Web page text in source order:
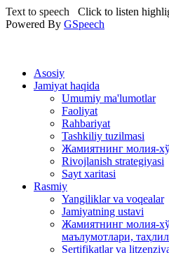
Text to speech Click to listen
Powered By GSpeech
Asosiy
Jamiyat haqida
Umumiy ma'lumotlar
Faoliyat
Rahbariyat
Tashkiliy tuzilmasi
Жамиятнинг молия-
Rivojlanish strategiyasi
Sayt xaritasi
Rasmiy
Yangiliklar va voqealar
Jamiyatning ustavi
Жамиятнинг молия-
маълумотлари,
Sertifikatlar va